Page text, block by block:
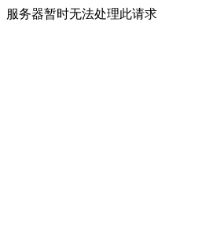
服务器暂时无法处理此请求